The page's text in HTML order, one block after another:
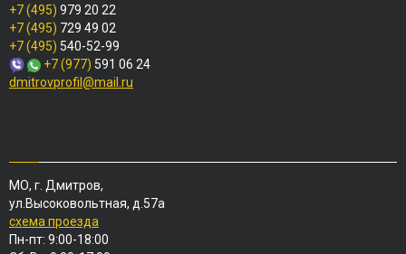
+7 (495) 979 20 22
+7 (495) 729 49 02
+7 (495) 540-52-99
+7 (977) 591 06 24
dmitrovprofil@mail.ru
МО, г. Дмитров,
ул.Высоковольтная, д.57а
схема проезда
Пн-пт: 9:00-18:00